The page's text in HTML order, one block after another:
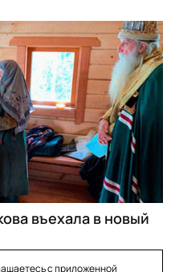
въехала в новый
с приложенной